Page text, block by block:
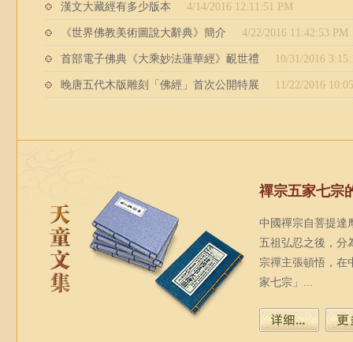
漢文大藏經有多少版本 4/14/2016 12:11:51 PM
《世界佛教美術圖說大辭典》簡介 4/22/2016 11:42:53 PM
首部電子佛典《大乘妙法蓮華經》靦世禮 10/31/2016
晚唐五代木版雕刻「佛經」首次公開特展 11/22/2016
禪宗五家七宗
中國禪宗自菩提達
五祖弘忍之後，分
宗禪主張頓悟，在
家七宗」...